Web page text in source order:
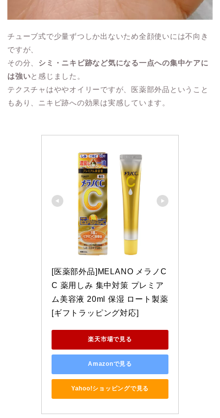
チューブ式で少量ずつしか出ないため全顔使いには不向き
ですが、
その分、 シミ・ニキビ跡など気になる一点への集中ケアに
は強いと感じました。
テクスチャはややオイリーですが、医薬部外品ということ
もあり、ニキビ跡への効果は実感しています。
[医薬部外品]MELANO メラノC
C 薬用しみ 集中対策 プレミア
ム美容液 20ml 保湿 ロート製薬
[ギフトラッピング対応]
楽天市場で見る
Amazonで見る
Yahoo!ショッピングで見る